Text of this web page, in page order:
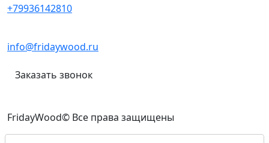
+79936142810
info@fridaywood.ru
Заказать звонок
FridayWood© Все права защищены